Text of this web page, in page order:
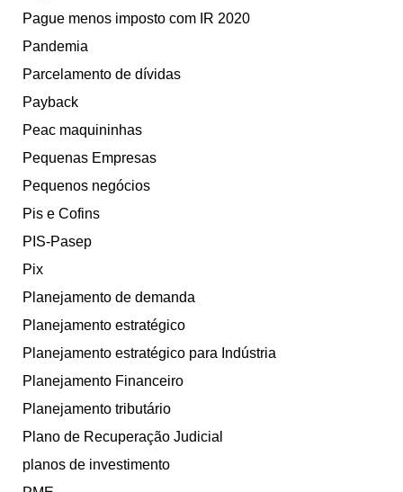
Pague menos imposto com IR 2020
Pandemia
Parcelamento de dívidas
Payback
Peac maquininhas
Pequenas Empresas
Pequenos negócios
Pis e Cofins
PIS-Pasep
Pix
Planejamento de demanda
Planejamento estratégico
Planejamento estratégico para Indústria
Planejamento Financeiro
Planejamento tributário
Plano de Recuperação Judicial
planos de investimento